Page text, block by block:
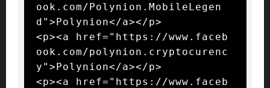
ook.com/Polynion.MobileLegen
d">Polynion</a></p>
<p><a href="https://www.faceb
ook.com/polynion.cryptocurenc
y">Polynion</a></p>
<p><a href="https://www.faceb